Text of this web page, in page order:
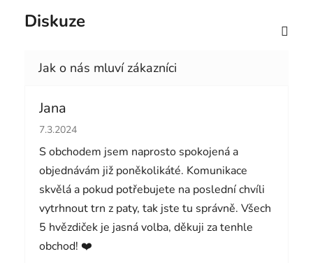
Diskuze
Jana
Hodnocení obchodu je 5 z 5 hvězdiček.
7.3.2024
S obchodem jsem naprosto spokojená a
objednávám již poněkolikáté. Komunikace
skvělá a pokud potřebujete na poslední chvíli
vytrhnout trn z paty, tak jste tu správně. Všech
5 hvězdiček je jasná volba, děkuji za tenhle
obchod! ❤️